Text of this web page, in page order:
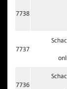
7738
7737
7736